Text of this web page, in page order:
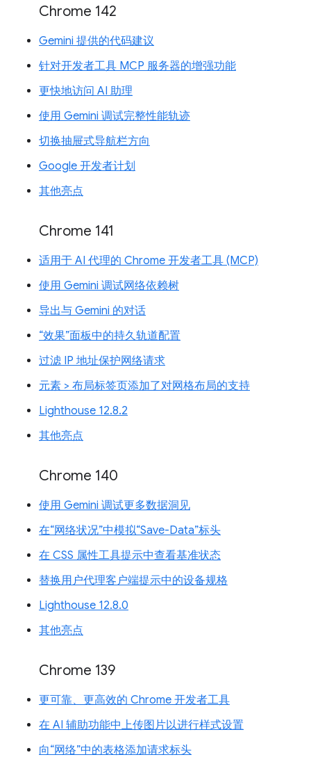
Chrome 142
Gemini 提供的代码建议
针对开发者工具 MCP 服务器的增强功能
更快地访问 AI 助理
使用 Gemini 调试完整性能轨迹
切换抽屉式导航栏方向
Google 开发者计划
其他亮点
Chrome 141
适用于 AI 代理的 Chrome 开发者工具 (MCP)
使用 Gemini 调试网络依赖树
导出与 Gemini 的对话
“效果”面板中的持久轨道配置
过滤 IP 地址保护网络请求
元素 > 布局标签页添加了对网格布局的支持
Lighthouse 12.8.2
其他亮点
Chrome 140
使用 Gemini 调试更多数据洞见
在“网络状况”中模拟“Save-Data”标头
在 CSS 属性工具提示中查看基准状态
替换用户代理客户端提示中的设备规格
Lighthouse 12.8.0
其他亮点
Chrome 139
更可靠、更高效的 Chrome 开发者工具
在 AI 辅助功能中上传图片以进行样式设置
向“网络”中的表格添加请求标头